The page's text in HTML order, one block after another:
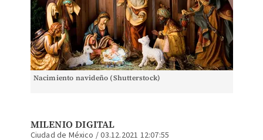
Nacimiento navideño (Shutterstock)
MILENIO DIGITAL
Ciudad de México /03.12.2021 12:07:55